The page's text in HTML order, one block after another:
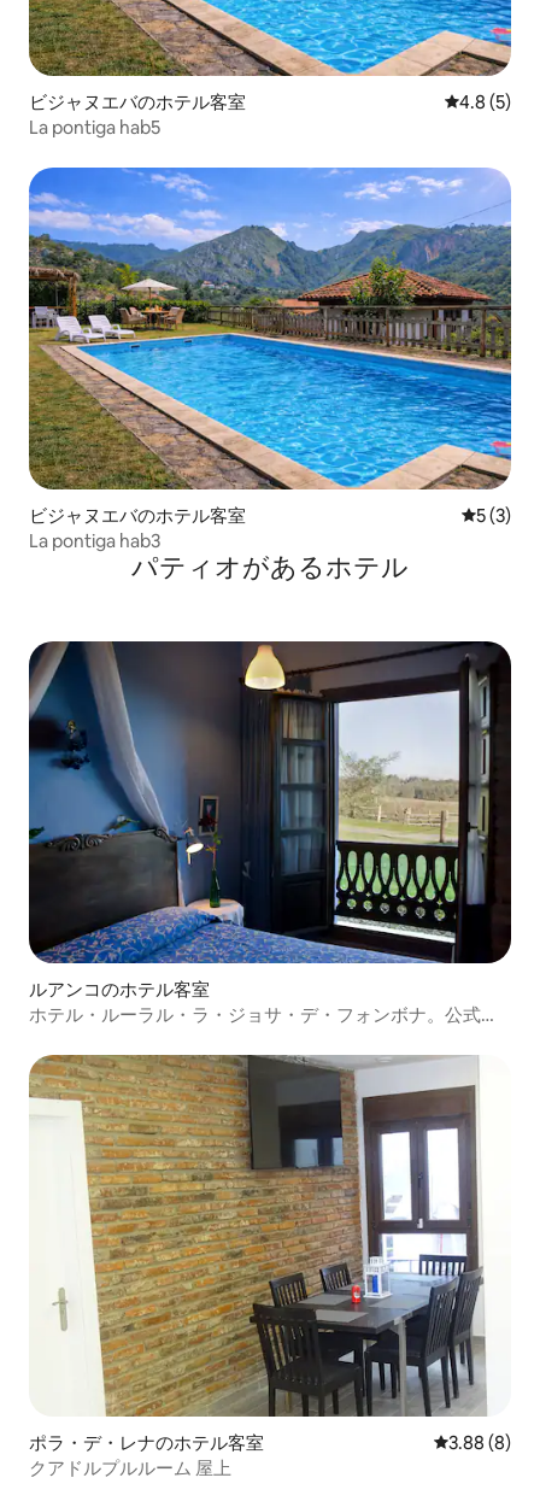
ビジャヌエバのホテル客室 レビュー5
4.8 (5)
La pontiga hab5
ビジャヌエバのホテル客室 レビュー
5 (3)
La pontiga hab3
パティオがあるホ⁠テ⁠ル
ルアンコのホテル客室
ホテル・ルーラル・ラ・ジョサ・デ・フォンボナ。公式登
ポラ・デ・レナのホテル客室 レビュー8
3.88 (8)
クアドルプルルーム 屋上